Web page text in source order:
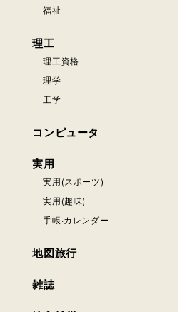
福祉
理工
理工資格
理学
工学
コンピュータ
実用
実用(スポーツ)
実用(趣味)
手帳·カレンダー
地図旅行
雑誌